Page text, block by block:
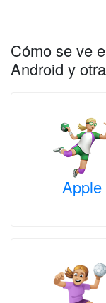
Cómo se ve
Android y
Apple